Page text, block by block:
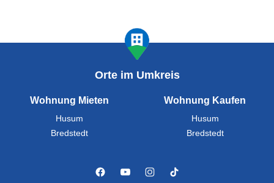
Orte im Umkreis
Wohnung Mieten
Husum
Bredstedt
Wohnung Kaufen
Husum
Bredstedt